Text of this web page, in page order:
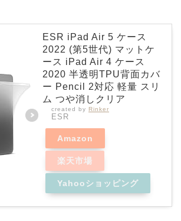
ESR iPad Air 5 ケース
2022 (第5世代) マットケ
ース iPad Air 4 ケース
2020 半透明TPU背面カバ
ー Pencil 2対応 軽量 スリ
ム つや消しクリア
created by Rinker
ESR
Amazon
楽天市場
Yahooショッピング